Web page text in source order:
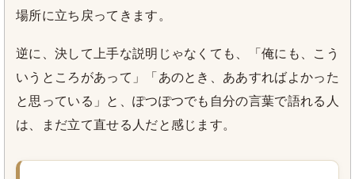
場所に立ち戻ってきます。
逆に、決して上手な説明じゃなくても、「俺にも、こう
いうところがあって」「あのとき、ああすればよかった
と思っている」と、ぽつぽつでも自分の言葉で語れる人
は、まだ立て直せる人だと感じます。